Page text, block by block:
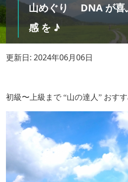
山めぐり DNA が喜
感 を ♪
更新日: 2024年06月06日
初級〜上級まで “山の達人 ” おす